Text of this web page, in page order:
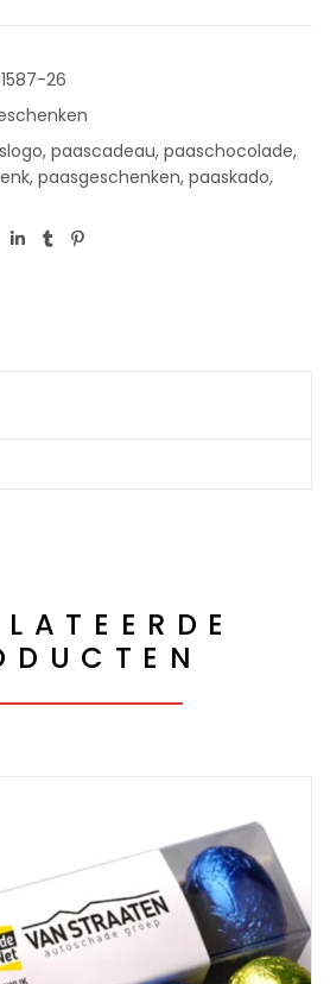
26
, paascadeau, paaschocolade,
, paasgeschenken, paaskado,